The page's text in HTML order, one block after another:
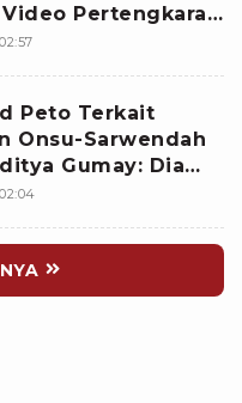
Video Pertengkaran
Peto Terkait
Onsu-Sarwendah
Gumay: Dia